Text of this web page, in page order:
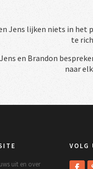
Jens lijken niets in het
te
Jens en Brandon
naar
uit en over
VOLG